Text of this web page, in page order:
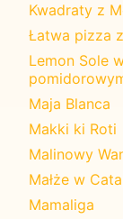
Kwadraty z
Łatwa pizza
Lemon Sole
Maja Blanca
Makki ki Roti
Malinowy
Małże w
Mamaliga